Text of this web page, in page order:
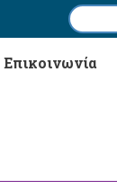
Επικοινωνία